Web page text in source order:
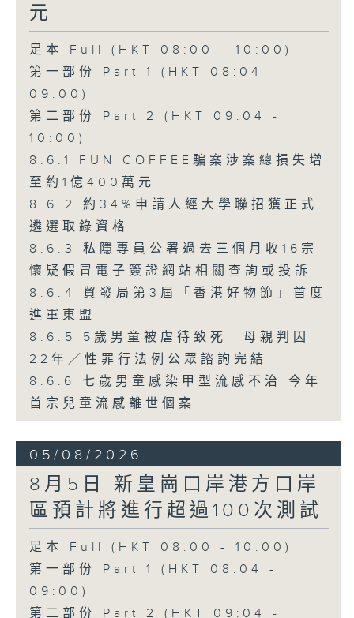
元
足本 Full (HKT 08:00 - 10:00)
第一部份 Part 1 (HKT 08:04 -
09:00)
第二部份 Part 2 (HKT 09:04 -
10:00)
8.6.1 FUN COFFEE騙案涉案總損失增
至約1億400萬元
8.6.2 約34%申請人經大學聯招獲正式
遴選取錄資格
8.6.3 私隱專員公署過去三個月收16宗
懷疑假冒電子簽證網站相關查詢或投訴
8.6.4 貿發局第3屆「香港好物節」首度
進軍東盟
8.6.5 5歲男童被虐待致死 母親判囚
22年／性罪行法例公眾諮詢完結
8.6.6 七歲男童感染甲型流感不治 今年
首宗兒童流感離世個案
05/08/2026
8月5日 新皇崗口岸港方口岸
區預計將進行超過100次測試
足本 Full (HKT 08:00 - 10:00)
第一部份 Part 1 (HKT 08:04 -
09:00)
第二部份 Part 2 (HKT 09:04 -